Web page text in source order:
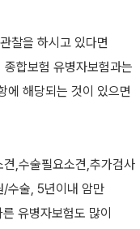
찰을 하시고 있다면
합보험 유병자보험과는
에 해당되는 것이 있으면
,수술필요소견,추가검사
/수술, 5년이내 암만
유병자보험도 많이